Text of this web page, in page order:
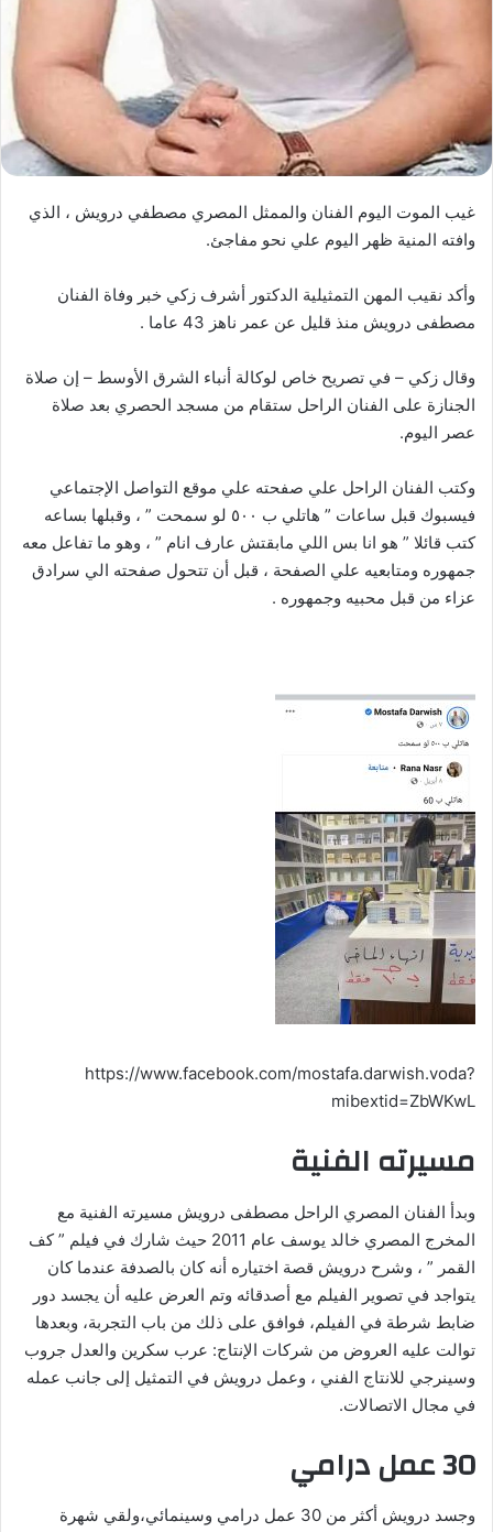
غيب الموت اليوم الفنان والممثل المصري مصطفي درويش ، الذي
وافته المنية ظهر اليوم علي نحو مفاجئ.
وأكد نقيب المهن التمثيلية الدكتور أشرف زكي خبر وفاة الفنان
مصطفى درويش منذ قليل عن عمر ناهز 43 عاما .
وقال زكي – في تصريح خاص لوكالة أنباء الشرق الأوسط – إن صلاة
الجنازة على الفنان الراحل ستقام من مسجد الحصري بعد صلاة
عصر اليوم.
وكتب الفنان الراحل علي صفحته علي موقع التواصل الإجتماعي
فيسبوك قبل ساعات ” هاتلي ب ٥٠٠ لو سمحت ” ، وقبلها بساعه
كتب قائلا ” هو انا بس اللي مابقتش عارف انام ” ، وهو ما تفاعل معه
جمهوره ومتابعيه علي الصفحة ، قبل أن تتحول صفحته الي سرادق
عزاء من قبل محبيه وجمهوره .
https://www.facebook.com/mostafa.darwish.voda?
mibextid=ZbWKwL
مسيرته الفنية
وبدأ الفنان المصري الراحل مصطفى درويش مسيرته الفنية مع
المخرج المصري خالد يوسف عام 2011 حيث شارك في فيلم ” كف
القمر ” ، وشرح درويش قصة اختياره أنه كان بالصدفة عندما كان
يتواجد في تصوير الفيلم مع أصدقائه وتم العرض عليه أن يجسد دور
ضابط شرطة في الفيلم، فوافق على ذلك من باب التجربة، وبعدها
توالت عليه العروض من شركات الإنتاج: عرب سكرين والعدل جروب
وسينرجي للانتاج الفني ، وعمل درويش في التمثيل إلى جانب عمله
في مجال الاتصالات.
30 عمل درامي
وجسد درويش أكثر من 30 عمل درامي وسينمائي،ولقي شهرة